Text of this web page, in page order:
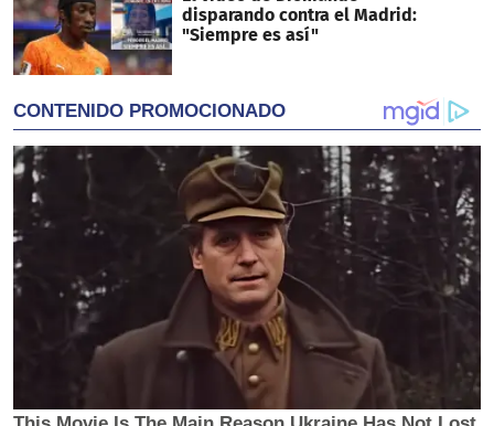
disparando contra el Madrid:
"Siempre es así"